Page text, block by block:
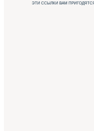
ЭТИ ССЫЛКИ ВАМ